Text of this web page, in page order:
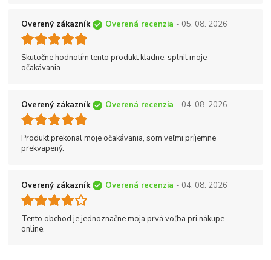
Overený zákazník Overená recenzia - 05. 08. 2026
Skutočne hodnotím tento produkt kladne, splnil moje
očakávania.
Overený zákazník Overená recenzia - 04. 08. 2026
Produkt prekonal moje očakávania, som veľmi príjemne
prekvapený.
Overený zákazník Overená recenzia - 04. 08. 2026
Tento obchod je jednoznačne moja prvá voľba pri nákupe
online.